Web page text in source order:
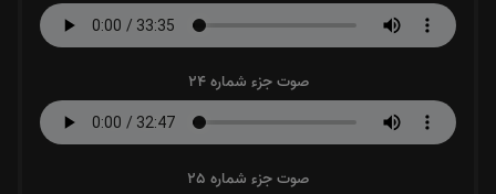
صوت جزء شماره 24
صوت جزء شماره 25